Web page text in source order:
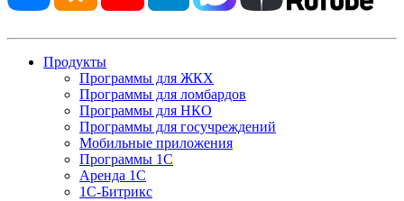
Продукты
Программы для ЖКХ
Программы для ломбардов
Программы для НКО
Программы для госучреждений
Мобильные приложения
Программы 1С
Аренда 1С
1С-Битрикс